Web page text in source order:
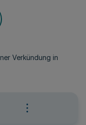
Verkündung in